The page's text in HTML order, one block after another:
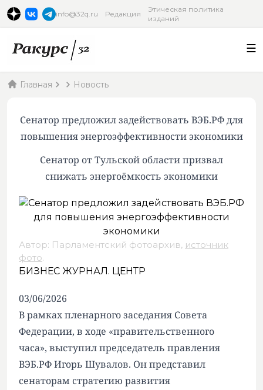
info@32q.ru Редакция
Этическая политика
изданий
Главная Новость
Сенатор предложил задействовать ВЭБ.РФ для
повышения энергоэффективности экономики
Сенатор от Тульской области призвал
снижать энергоёмкость экономики
Автор: Парламентский фотоархив, источник
фото.
БИЗНЕС ЖУРНАЛ. ЦЕНТР
03/06/2026
В рамках пленарного заседания Совета
Федерации, в ходе «правительственного
часа», выступил председатель правления
ВЭБ.РФ Игорь Шувалов. Он представил
сенаторам стратегию развития